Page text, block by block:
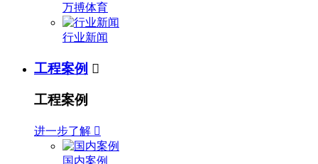
万搏体育
行业新闻
工程案例 
工程案例
进一步了解 
国内案例